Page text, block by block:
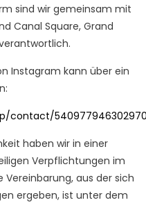
sind wir gemeinsam mit
Canal Square, Grand
Instagram kann über ein
contact/
haben wir in einer
Verpflichtungen im
Vereinbarung, aus der sich
ergeben, ist unter dem